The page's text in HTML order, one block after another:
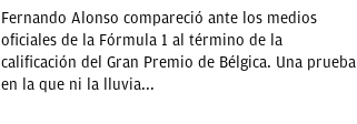
Fernando Alonso compareció ante los medios
oficiales de la Fórmula 1 al término de la
calificación del Gran Premio de Bélgica. Una prueba
en la que ni la lluvia...